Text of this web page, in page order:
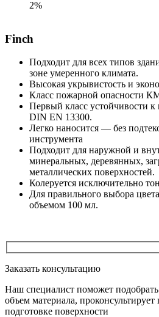
2%
Finch
Подходит для всех типов
зоне умеренного климата.
Высокая укрывистость и
Класс пожарной опасности
Первый класс устойчивости
DIN EN 13300.
Легко наносится — без
инструмента
Подходит для наружной и
минеральных, деревянных,
металлических поверхностей.
Колеруется исключительно
Для правильного выбора
объемом 100 мл.
Заказать консультацию
Наш специалист поможет
объем материала,
подготовке поверхности